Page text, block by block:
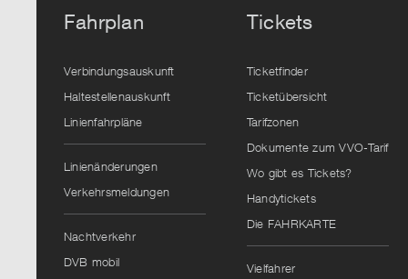
Fahrplan
Verbindungsauskunft
Haltestellenauskunft
Linienfahrpläne
Linienänderungen
Verkehrsmeldungen
Nachtverkehr
DVB mobil
Tickets
Ticketfinder
Ticketübersicht
Tarifzonen
Dokumente zum VVO-Tarif
Wo gibt es Tickets?
Handytickets
Die FAHRKARTE
Vielfahrer